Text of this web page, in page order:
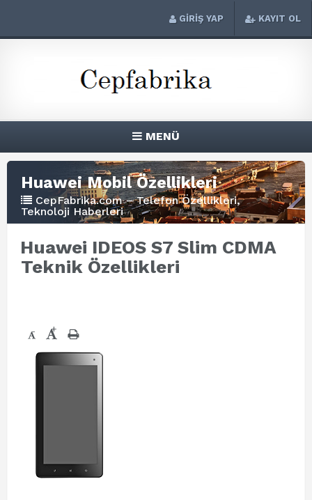
GİRİŞ YAP KAYIT OL
MENÜ
Huawei Mobil Özellikleri
CepFabrika.com – Telefon Özellikleri,
Teknoloji Haberleri
Huawei IDEOS S7 Slim CDMA
Teknik Özellikleri
- +